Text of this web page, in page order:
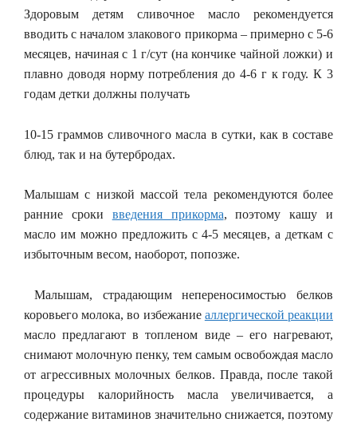
Здоровым детям сливочное масло рекомендуется
вводить с началом злакового прикорма – примерно с 5-6
месяцев, начиная с 1 г/сут (на кончике чайной ложки) и
плавно доводя норму потребления до 4-6 г к году. К 3
годам детки должны получать
10-15 граммов сливочного масла в сутки, как в составе
блюд, так и на бутербродах.
Малышам с низкой массой тела рекомендуются более
ранние сроки введения прикорма, поэтому кашу и
масло им можно предложить с 4-5 месяцев, а деткам с
избыточным весом, наоборот, попозже.
Малышам, страдающим непереносимостью белков
коровьего молока, во избежание аллергической реакции
масло предлагают в топленом виде – его нагревают,
снимают молочную пенку, тем самым освобождая масло
от агрессивных молочных белков. Правда, после такой
процедуры калорийность масла увеличивается, а
содержание витаминов значительно снижается, поэтому